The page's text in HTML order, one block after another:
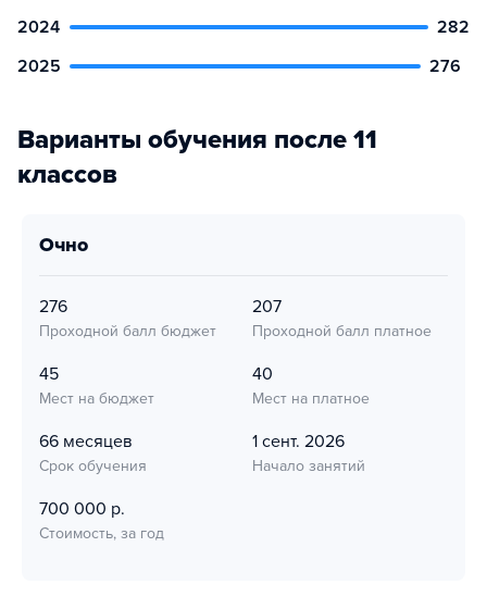
2024
282
2025
276
Варианты обучения после 11
классов
очно
276
Проходной балл бюджет
207
Проходной балл платное
45
Мест на бюджет
40
Мест на платное
66 месяцев
Срок обучения
1 сент. 2026
Начало занятий
700 000 р.
Стоимость, за год